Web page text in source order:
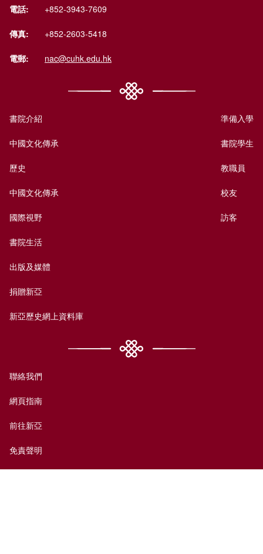
電話: +852-3943-7609
傳真: +852-2603-5418
電郵: nac@cuhk.edu.hk
書院介紹
中國文化傳承
歷史
中國文化傳承
國際視野
書院生活
出版及媒體
捐贈新亞
新亞歷史網上資料庫
準備入學
書院學生
教職員
校友
訪客
聯絡我們
網頁指南
前往新亞
免責聲明